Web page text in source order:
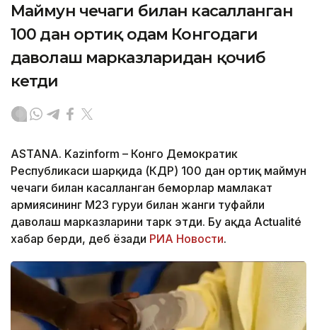
Маймун чечаги билан касалланган
100 дан ортиқ одам Конгодаги
даволаш марказларидан қочиб
кетди
ASTANA. Kazinform – Конго Демократик
Республикаси шарқида (КДР) 100 дан ортиқ маймун
чечаги билан касалланган беморлар мамлакат
армиясининг М23 гуруҳи билан жанги туфайли
даволаш марказларини тарк этди. Бу ҳақда Actualité
хабар берди, деб ёзади РИА Новости.